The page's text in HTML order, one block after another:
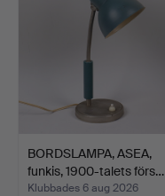
BORDSLAMPA, ASEA,
funkis, 1900-talets förs…
Klubbades 6 aug 2026